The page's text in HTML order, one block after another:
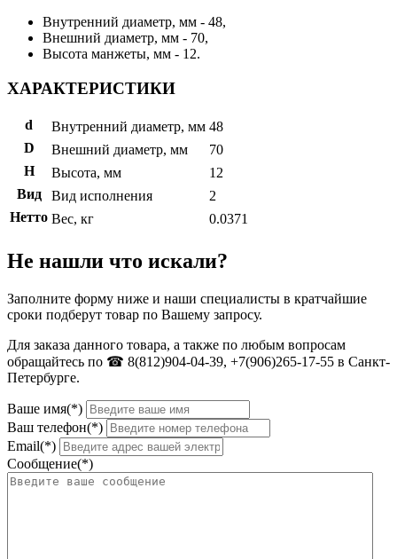
Внутренний диаметр, мм - 48,
Внешний диаметр, мм - 70,
Высота манжеты, мм - 12.
ХАРАКТЕРИСТИКИ
d Внутренний диаметр, мм 48
D
Внешний диаметр, мм
70
H
Высота, мм
12
Вид
Вид исполнения
2
Нетто Вес, кг 0.0371
Не нашли что искали?
Заполните форму ниже и наши специалисты в кратчайшие
сроки подберут товар по Вашему запросу.
Для заказа данного товара, а также по любым вопросам
обращайтесь по ☎ 8(812)904-04-39, +7(906)265-17-55 в Санкт-
Петербурге.
Ваше имя(*)
Ваш телефон(*)
Email(*)
Сообщение(*)